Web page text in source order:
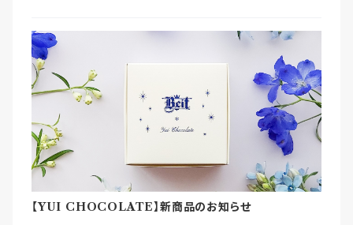
【YUI CHOCOLATE】新商品のお知らせ